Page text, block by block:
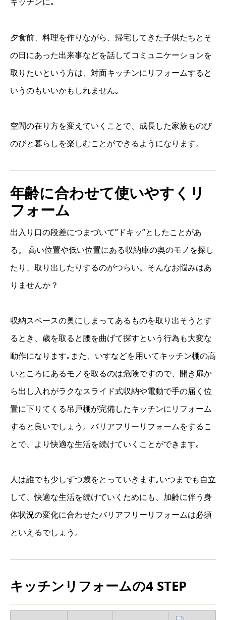
夕食前、料理を作りながら、帰宅してきた子供たちとそ
の日にあった出来事などを話してコミュニケーションを
取りたいという方は、対面キッチンにリフォームすると
いうのもいいかもしれません｡
空間の在り方を変えていくことで、成長した家族ものび
のびと暮らしを楽しむことができるようになります。
年齢に合わせて使いやすくリ
フォーム
出入り口の段差につまづいて”ドキッ”としたことがあ
る。 高い位置や低い位置にある収納庫の奥のモノを探し
たり、取り出したりするのがつらい。そんなお悩みはあ
りませんか？
収納スペースの奥にしまってあるものを取り出そうとす
るとき、歳を取ると腰を曲げて探すという行為も大変な
動作になります｡また、いすなどを用いてキッチン棚の高
いところにあるモノを取るのは危険ですので、開き扉か
ら出し入れがラクなスライド式収納や電動で手の届く位
置に下りてくる吊戸棚が完備したキッチンにリフォーム
すると良いでしょう。バリアフリーリフォームをするこ
とで、より快適な生活を続けていくことができます｡
人は誰でも少しずつ歳をとっていきます｡いつまでも自立
して、快適な生活を続けていくためにも、加齢に伴う身
体状況の変化に合わせたバリアフリーリフォームは必須
といえるでしょう。
キッチンリフォームの4 STEP